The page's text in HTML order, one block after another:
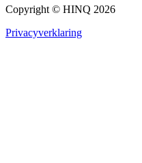
Copyright © HINQ 2026
Privacyverklaring